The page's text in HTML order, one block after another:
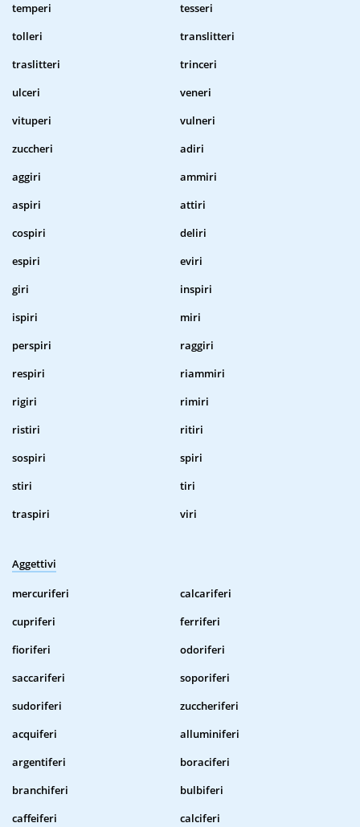
temperi
tesseri
tolleri
translitteri
traslitteri
trinceri
ulceri
veneri
vituperi
vulneri
zuccheri
adiri
aggiri
ammiri
aspiri
attiri
cospiri
deliri
espiri
eviri
giri
inspiri
ispiri
miri
perspiri
raggiri
respiri
riammiri
rigiri
rimiri
ristiri
ritiri
sospiri
spiri
stiri
tiri
traspiri
viri
Aggettivi
mercuriferi
calcariferi
cupriferi
ferriferi
fioriferi
odoriferi
saccariferi
soporiferi
sudoriferi
zuccheriferi
acquiferi
alluminiferi
argentiferi
boraciferi
branchiferi
bulbiferi
caffeiferi
calciferi